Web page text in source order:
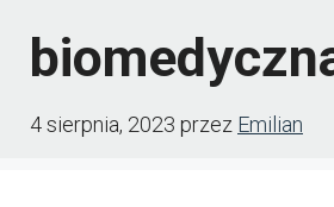
4 sierpnia, 2023 przez Emilian